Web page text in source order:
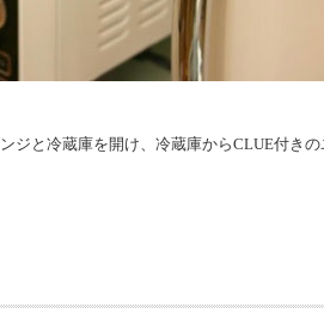
と冷蔵庫を開け、冷蔵庫からCLUE付きの